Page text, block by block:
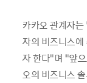
카카오 관계자
자의 비즈니스에
자 한다”며 “앞
오의 비즈니스